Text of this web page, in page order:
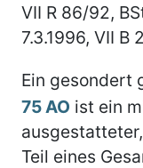
VII R 86/92,
7.3.1996, VII B
Ein gesondert
75 AO ist ein
Teil eines